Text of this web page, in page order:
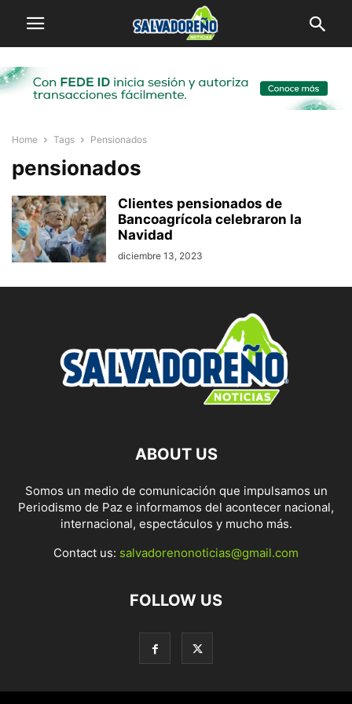
Home Tags Pensionados
pensionados
Clientes pensionados de
Bancoagrícola celebraron la
Navidad
diciembre 13, 2023
ABOUT US
Somos un medio de comunicación que impulsamos un
Periodismo de Paz e informamos del acontecer nacional,
internacional, espectáculos y mucho más.
Contact us: salvadorenonoticias@gmail.com
FOLLOW US